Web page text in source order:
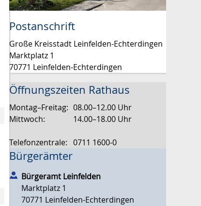
Postanschrift
Große Kreisstadt Leinfelden-Echterdingen
Marktplatz 1
70771 Leinfelden-Echterdingen
Öffnungszeiten Rathaus
Montag–Freitag: 08.00–12.00 Uhr
Mittwoch:
14.00–18.00 Uhr
Telefonzentrale: 0711 1600-0
Bürgerämter
Bürgeramt Leinfelden
Marktplatz 1
70771 Leinfelden-Echterdingen